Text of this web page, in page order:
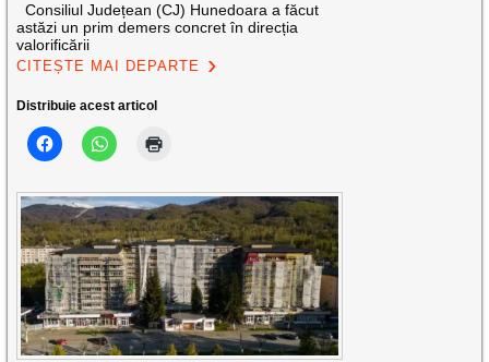
Consiliul Județean (CJ) Hunedoara a făcut
astăzi un prim demers concret în direcția
valorificării
CITEȘTE MAI DEPARTE
Distribuie acest articol